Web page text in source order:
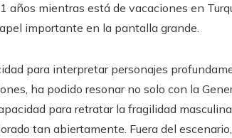
años mientras está de vacaciones en
importante en la pantalla grande.
para interpretar personajes
ha podido resonar no solo con la
para retratar la fragilidad
tan abiertamente. Fuera del